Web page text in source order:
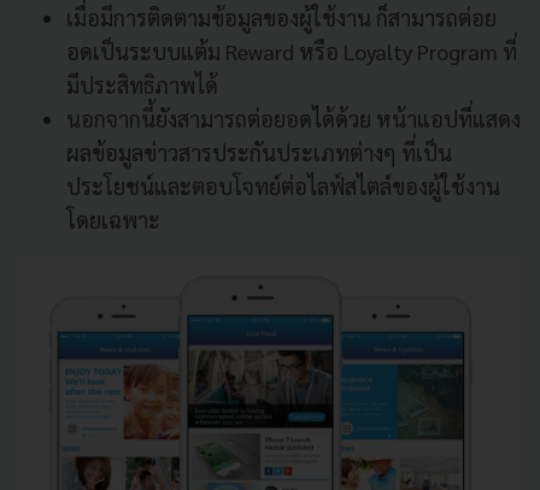
เมื่อมีการติดตามข้อมูลของผู้ใช้งาน ก็สามารถต่อย
อดเป็นระบบแต้ม Reward หรือ Loyalty Program ที่
มีประสิทธิภาพได้
นอกจากนี้ยังสามารถต่อยอดได้ด้วย หน้าแอปที่แสดง
ผลข้อมูลข่าวสารประกันประเภทต่างๆ ที่เป็น
ประโยชน์และตอบโจทย์ต่อไลฟ์สไตล์ของผู้ใช้งาน
โดยเฉพาะ